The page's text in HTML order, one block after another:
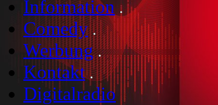
Information
Comedy
Werbung
Kontakt
Digitalradio